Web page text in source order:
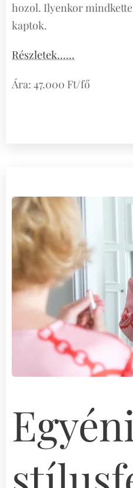
hozol. Ilyenkor
kaptok.
Részletek......
Ára: 47.000 Ft/fő